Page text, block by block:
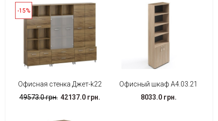
-15%
Офисная стенка Джет-k22
49573.0 грн. 42137.0 грн.
Офисный шкаф А4.03.21
8033.0 грн.